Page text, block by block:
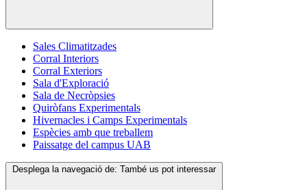
Sales Climatitzades
Corral Interiors
Corral Exteriors
Sala d'Exploració
Sala de Necròpsies
Quiròfans Experimentals
Hivernacles i Camps Experimentals
Espècies amb que treballem
Paissatge del campus UAB
Desplega la navegació de: També us pot interessar